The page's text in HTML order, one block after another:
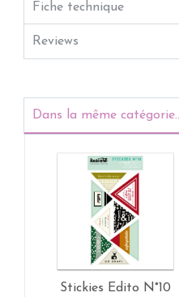
Fiche technique
Reviews
Dans la même
Stickies Edito N°10